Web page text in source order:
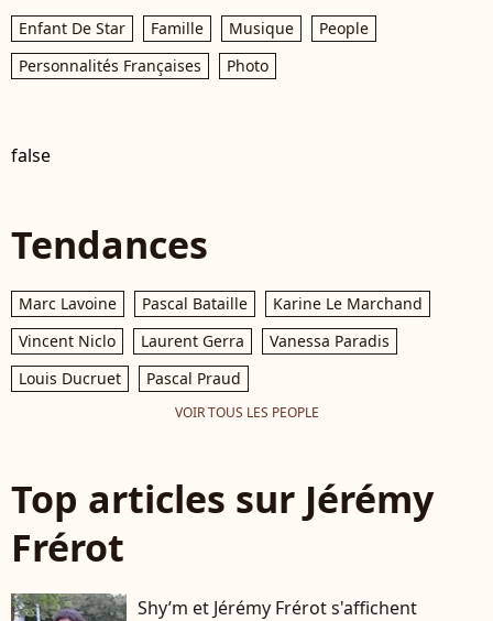
Enfant De Star Famille Musique
People
Personnalités Françaises
Photo
false
Tendances
Marc Lavoine Pascal Bataille
Karine Le Marchand
Vincent Niclo
Laurent Gerra
Vanessa Paradis
Louis Ducruet
Pascal Praud
VOIR TOUS LES PEOPLE
Top articles sur Jérémy
Frérot
Shy’m et Jérémy Frérot s'affichent